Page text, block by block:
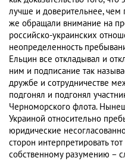
лучше и доверительнее,
же обращали внимание на
российско-украинских
неопределенность
Ельцин все откладывал и
ним и подписание так
дружбе и сотрудничестве
подгонял и подгонял
Черноморского флота.
Украиной относительно
юридические
сторон интерпретировать
собственному разумению –